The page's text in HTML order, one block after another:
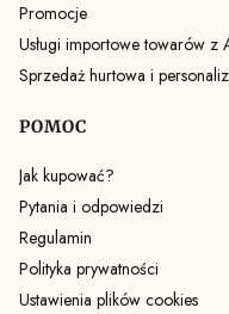
Promocje
Usługi importowe towarów z
Sprzedaż hurtowa i
POMOC
Jak kupować?
Pytania i odpowiedzi
Regulamin
Polityka prywatności
Ustawienia plików cookies